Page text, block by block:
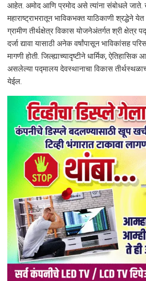
आहेत. अमोद आणि प्रमोद असे त्यांना संबोधले जाते.
महाराष्ट्राभरातून भाविकभक्त याठिकाणी श्रद्धेने
ग्रामीण तीर्थक्षेत्र विकास योजनेअंतर्गत श्री क्षेत्र
दर्जा द्यावा यासाठी अनेक वर्षांपासून भाविकांसह
मागणी होती. जिल्ह्याच्यादृष्टीने धार्मिक, ऐतिहासिक
असलेल्या पद्मालय देवस्थानाचा विकास
येईल.